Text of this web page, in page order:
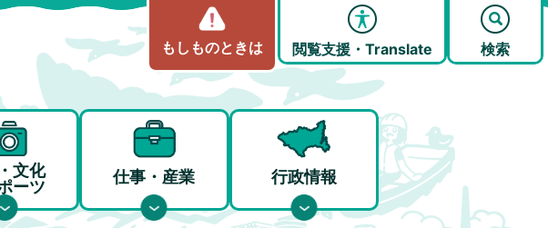
もしものときは 閲覧支援・Translate 検索
文化
ーツ
仕事・産業 行政情報